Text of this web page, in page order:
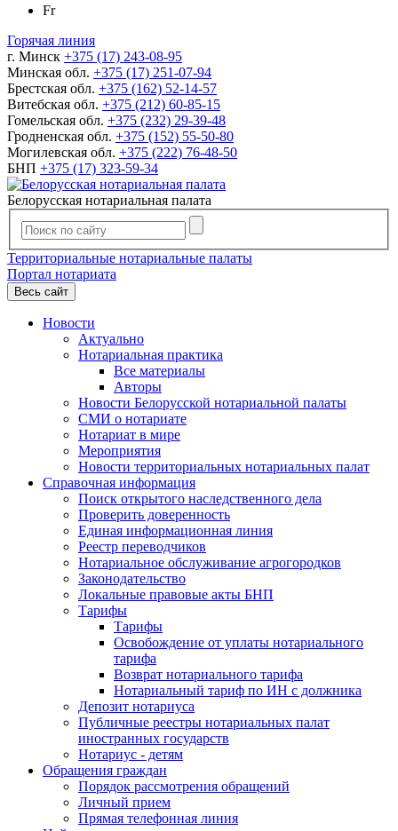
Fr
Горячая линия
г. Минск +375 (17) 243-08-95
Минская обл. +375 (17) 251-07-94
Брестская обл. +375 (162) 52-14-57
Витебская обл. +375 (212) 60-85-15
Гомельская обл. +375 (232) 29-39-48
Гродненская обл. +375 (152) 55-50-80
Могилевская обл. +375 (222) 76-48-50
БНП +375 (17) 323-59-34
Белорусская нотариальная палата
Территориальные нотариальные палаты
Портал нотариата
Весь сайт
Новости
Актуально
Нотариальная практика
Все материалы
Авторы
Новости Белорусской нотариальной палаты
СМИ о нотариате
Нотариат в мире
Мероприятия
Новости территориальных нотариальных палат
Справочная информация
Поиск открытого наследственного дела
Проверить доверенность
Единая информационная линия
Реестр переводчиков
Нотариальное обслуживание агрогородков
Законодательство
Локальные правовые акты БНП
Тарифы
Тарифы
Освобождение от уплаты нотариального
тарифа
Возврат нотариального тарифа
Нотариальный тариф по ИН с должника
Депозит нотариуса
Публичные реестры нотариальных палат
иностранных государств
Нотариус - детям
Обращения граждан
Порядок рассмотрения обращений
Личный прием
Прямая телефонная линия